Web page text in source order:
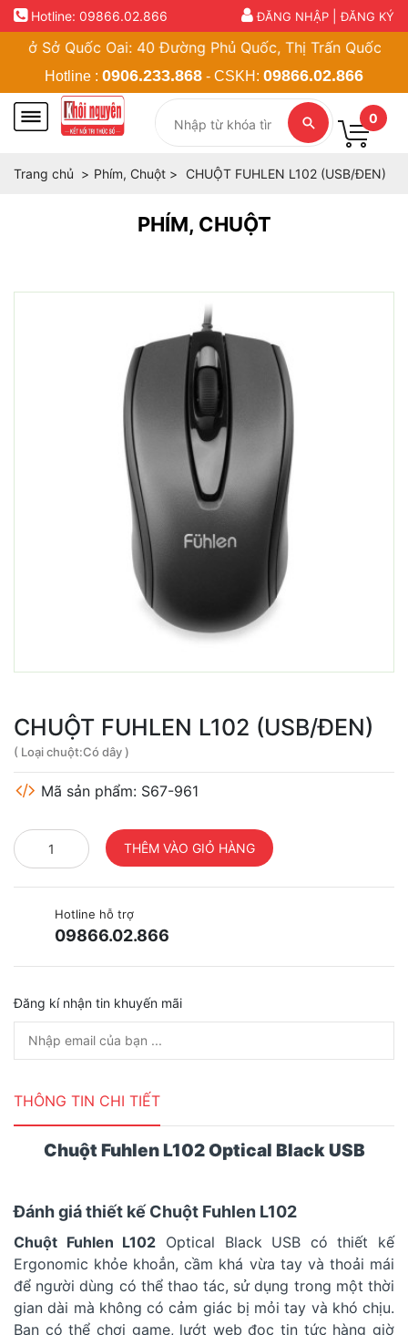
ĐĂNG NHẬP |ĐĂNG KÝ
Hotline: 09866.02.866
Sở Quốc Oai: 40 Đường Phủ Quốc, Thị Trấn Quốc Oai,
Hotline : 0906.233.868 - CSKH: 09866.02.866
0
Trang chủ Phím, Chuột CHUỘT FUHLEN L102 (USB/ĐEN)
PHÍM, CHUỘT
CHUỘT FUHLEN L102 (USB/ĐEN)
( Loại chuột:Có dây )
Mã sản phẩm: S67-961
Hotline hỗ trợ
09866.02.866
Đăng kí nhận tin khuyến mãi
THÔNG TIN CHI TIẾT
Chuột Fuhlen L102 Optical Black USB
Đánh giá thiết kế Chuột Fuhlen L102
Chuột Fuhlen L102 Optical Black USB có thiết kế
Ergonomic khỏe khoẳn, cầm khá vừa tay và thoải mái
để người dùng có thể thao tác, sử dụng trong một thời
gian dài mà không có cảm giác bị mỏi tay và khó chịu.
Bạn có thể chơi game, lướt web đọc tin tức hàng giờ